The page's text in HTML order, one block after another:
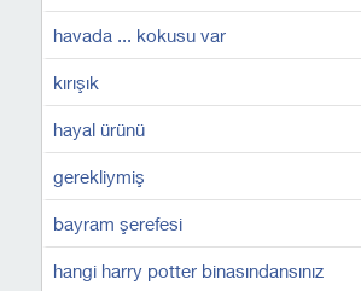
havada ... kokusu var
kırışık
hayal ürünü
gerekliymiş
bayram şerefesi
hangi harry potter binasındansınız